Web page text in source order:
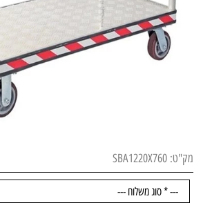
מק"ט: SBA1220X760